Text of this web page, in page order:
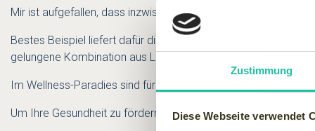
Zustimmung
Diese Webseite verwendet
Mir ist aufgefallen, dass inzwischen sehr viele Hersteller
Bestes Beispiel liefert dafür die
. Auf der
gelungene Kombination aus Loungeliege und Whirlpool lässt
Im Wellness-Paradies sind für Sie die Türen geöffnet und hier
Um Ihre Gesundheit zu fördern, veröffentlichen wir für Sie